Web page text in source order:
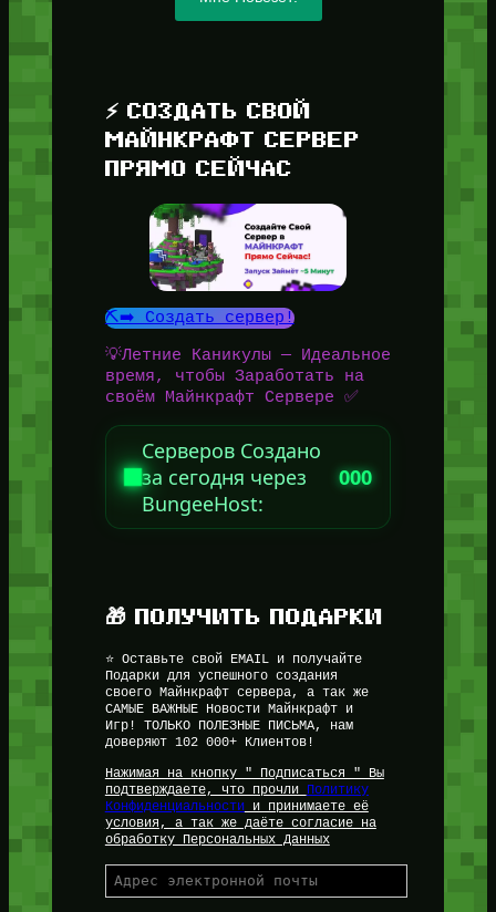
⚡ СОЗДАТЬ СВОЙ
МАЙНКРАФТ СЕРВЕР
ПРЯМО СЕЙЧАС
⛏️➡️ Создать сервер!
💡Летние Каникулы — Идеальное
время, чтобы Заработать на
своём Майнкрафт Сервере ✅
Серверов Создано
за сегодня через
BungeeHost:
000
🎁 ПОЛУЧИТЬ ПОДАРКИ
⭐ Оставьте свой EMAIL и получайте
Подарки для успешного создания
своего Майнкрафт сервера, а так же
САМЫЕ ВАЖНЫЕ Новости Майнкрафт и
Игр! ТОЛЬКО ПОЛЕЗНЫЕ ПИСЬМА, нам
доверяют 102 000+ Клиентов!
Нажимая на кнопку " Подписаться " Вы
подтверждаете, что прочли Политику
Конфиденциальностии принимаете её
условия, а так же даёте согласие на
обработку Персональных Данных